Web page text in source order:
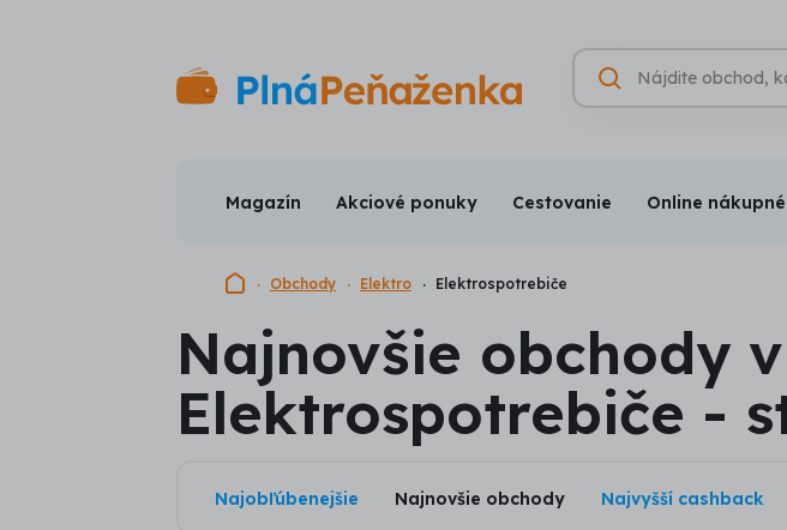
Magazín Akciové ponuky Cestovanie Online
Domovská stránka
Obchody Elektro Elektrospotrebiče
Najnovšie obchody
Elektrospotrebiče -
Najobľúbenejšie Najnovšie obchody Najvyšší cashback